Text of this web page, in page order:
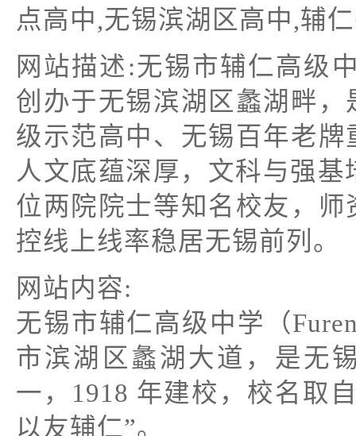
点高中,无锡滨湖区高中,辅
网站描述:无锡市辅仁高级
创办于无锡滨湖区蠡湖畔
级示范高中、无锡百年老
人文底蕴深厚，文科与强
位两院院士等知名校友，
控线上线率稳居无锡前列。
网站内容:
无锡市辅仁高级中学（
市滨湖区蠡湖大道，是无
一，1918 年建校，校名取
以友辅仁”。